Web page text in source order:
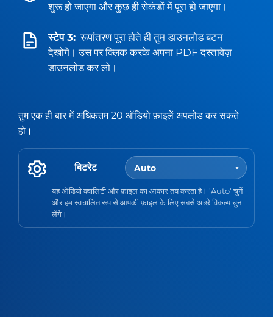
शुरू हो जाएगा और कुछ ही सेकंडों में पूरा हो जाएगा।
स्टेप 3: रूपांतरण पूरा होते ही तुम डाउनलोड बटन
देखोगे। उस पर क्लिक करके अपना PDF दस्तावेज़
डाउनलोड कर लो।
तुम एक ही बार में अधिकतम 20 ऑडियो फ़ाइलें अपलोड कर सकते
हो।
बिटरेट
यह ऑडियो क्वालिटी और फ़ाइल का आकार तय करता है। 'Auto' चुनें
और हम स्वचालित रूप से आपकी फ़ाइल के लिए सबसे अच्छे विकल्प चुन
लेंगे।